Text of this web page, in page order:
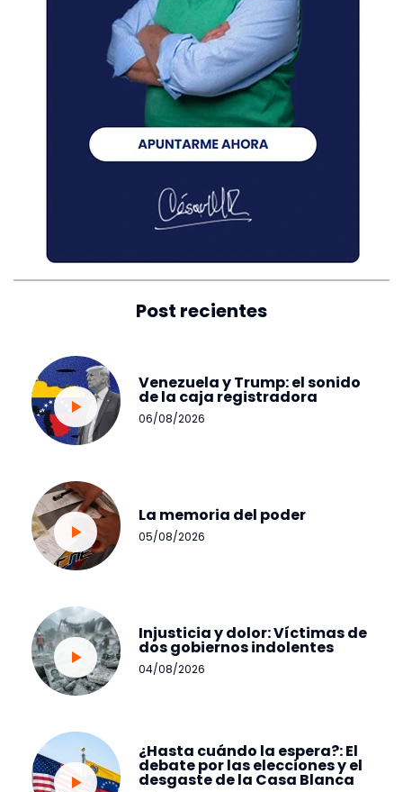
Post recientes
Venezuela y Trump: el sonido
de la caja registradora
06/08/2026
La memoria del poder
05/08/2026
Injusticia y dolor: Víctimas de
dos gobiernos indolentes
04/08/2026
¿Hasta cuándo la espera?: El
debate por las elecciones y el
desgaste de la Casa Blanca